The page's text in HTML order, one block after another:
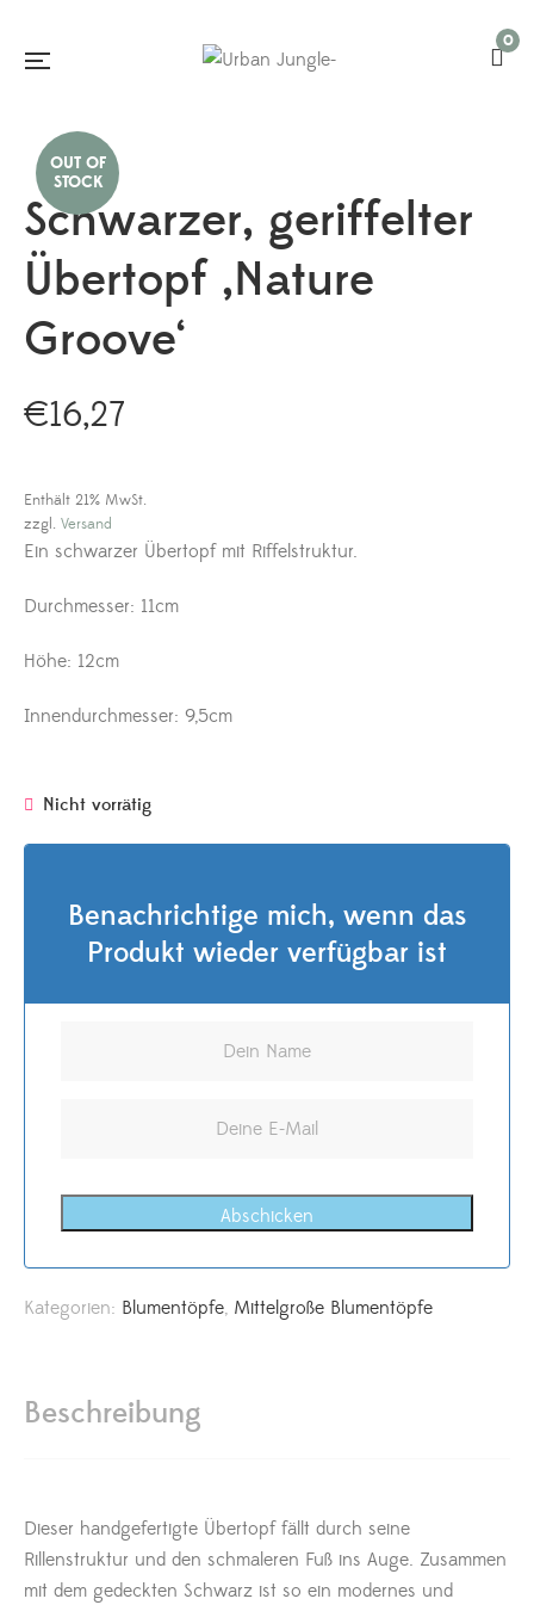
0
Schwarzer, geriffelter
Übertopf ‚Nature
Groove‘
€16,27
Enthält 21% MwSt.
zzgl. Versand
Ein schwarzer Übertopf mit Riffelstruktur.
Durchmesser: 11cm
Höhe: 12cm
Innendurchmesser: 9,5cm
Nicht vorrätig
Benachrichtige mich, wenn das
Produkt wieder verfügbar ist
Abschicken
Kategorien: Blumentöpfe, Mittelgroße Blumentöpfe
Beschreibung
Dieser handgefertigte Übertopf fällt durch seine
Rillenstruktur und den schmaleren Fuß ins Auge. Zusammen
mit dem gedeckten Schwarz ist so ein modernes und